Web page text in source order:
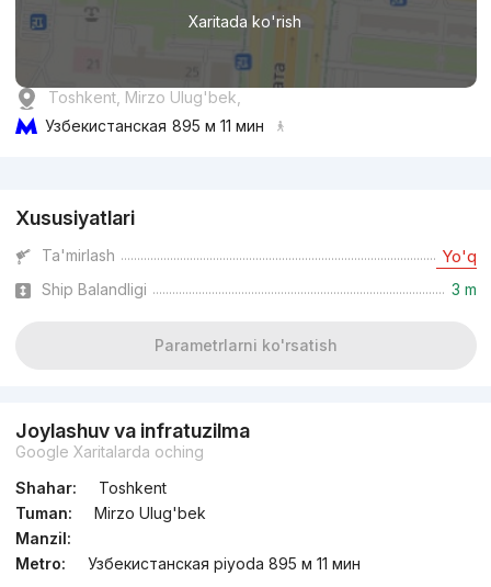
Xaritada ko'rish
Toshkent, Mirzo Ulug'bek,
Узбекистанская 895 м 11 мин
Xususiyatlari
Ta'mirlash Yo'q
Ship Balandligi 3 m
Parametrlarni ko'rsatish
Joylashuv va infratuzilma
Google Xaritalarda oching
Shahar:
Toshkent
Tuman:
Mirzo Ulug'bek
Manzil:
Metro:
Узбекистанская piyoda 895 м 11 мин